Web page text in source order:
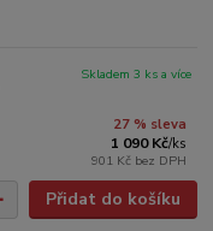
27 % sleva
1 090 Kč/ks
901 Kč bez DPH
Skladem 3 ks a více
Přidat do košíku